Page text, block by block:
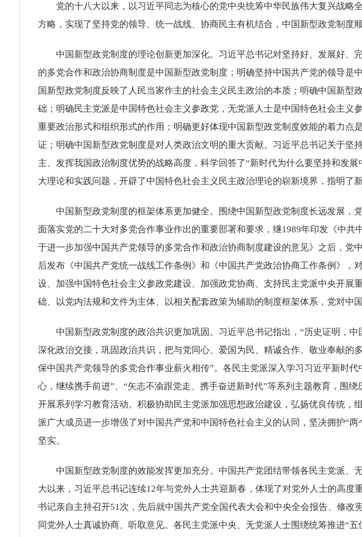
党的十八大以来，以习近平同志为核心的党中央统筹中华民族伟大复兴战略
方略，实现了坚持党的领导、统一战线、协商民主有机结合，中国新型政党制度
中国新型政党制度的理论创新更加深化。习近平总书记对坚持好、发展好、
的多党合作和政治协商制度是中国新型政党制度；明确坚持中国共产党的领导
国新型政党制度反映了人民当家作主的社会主义民主政治的本质；明确中国新
础；明确民主党派是中国特色社会主义参政党，无党派人士是中国特色社会主
重要政治形式和组织形式的作用；明确更好体现中国新型政党制度效能的着力
证；明确中国新型政党制度是对人类政治文明的重大贡献。习近平总书记关于
主、发挥我国政治制度优势的战略高度，科学回答了“新时代为什么要坚持和发
大理论和实践问题，开辟了中国特色社会主义民主政治理论的崭新境界，指明了
中国新型政党制度的框架体系更加健全。围绕中国新型政党制度长远发展，
面落实党的二十大对多党合作事业作出的重要部署和要求，继1989年印发《中
于进一步加强中国共产党领导的多党合作和政治协商制度建设的意见》之后，
后发布《中国共产党统一战线工作条例》和《中国共产党政治协商工作条例》
设、加强中国特色社会主义参政党建设、加强政党协商、支持民主党派中央开
础、以党内法规和文件为主体、以相关配套政策为辅助的制度框架体系，党对中
中国新型政党制度的政治共识更加巩固。习近平总书记指出，“历史证明，中
深化政治交接，巩固政治共识，把与党同心、爱国为民、精诚合作、敬业奉献
保中国共产党领导的多党合作事业薪火相传”。各民主党派深入学习习近平新时
心，继续携手前进”、“矢志不渝跟党走、携手奋进新时代”等系列主题教育，围
开展系列学习教育活动。积极协助民主党派加强思想政治建设，弘扬优良传统
派广大成员进一步增强了对中国共产党和中国特色社会主义的认同，坚决拥护“
坚实。
中国新型政党制度的效能发挥更加充分。中国共产党团结带领各民主党派、
大以来，习近平总书记连续12年与党外人士共迎新春，体现了对党外人士的高
书记亲自主持召开51次，先后就中国共产党全国代表大会和中央全会报告、修
同党外人士真诚协商、听取意见。各民主党派中央、无党派人士围绕统筹推进“